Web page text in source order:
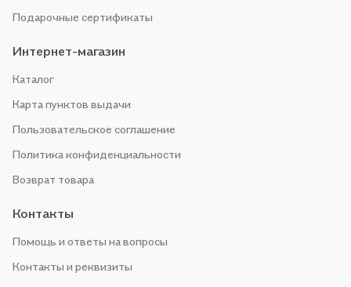
Подарочные сертификаты
Интернет-магазин
Каталог
Карта пунктов выдачи
Пользовательское соглашение
Политика конфиденциальности
Возврат товара
Контакты
Помощь и ответы на вопросы
Контакты и реквизиты